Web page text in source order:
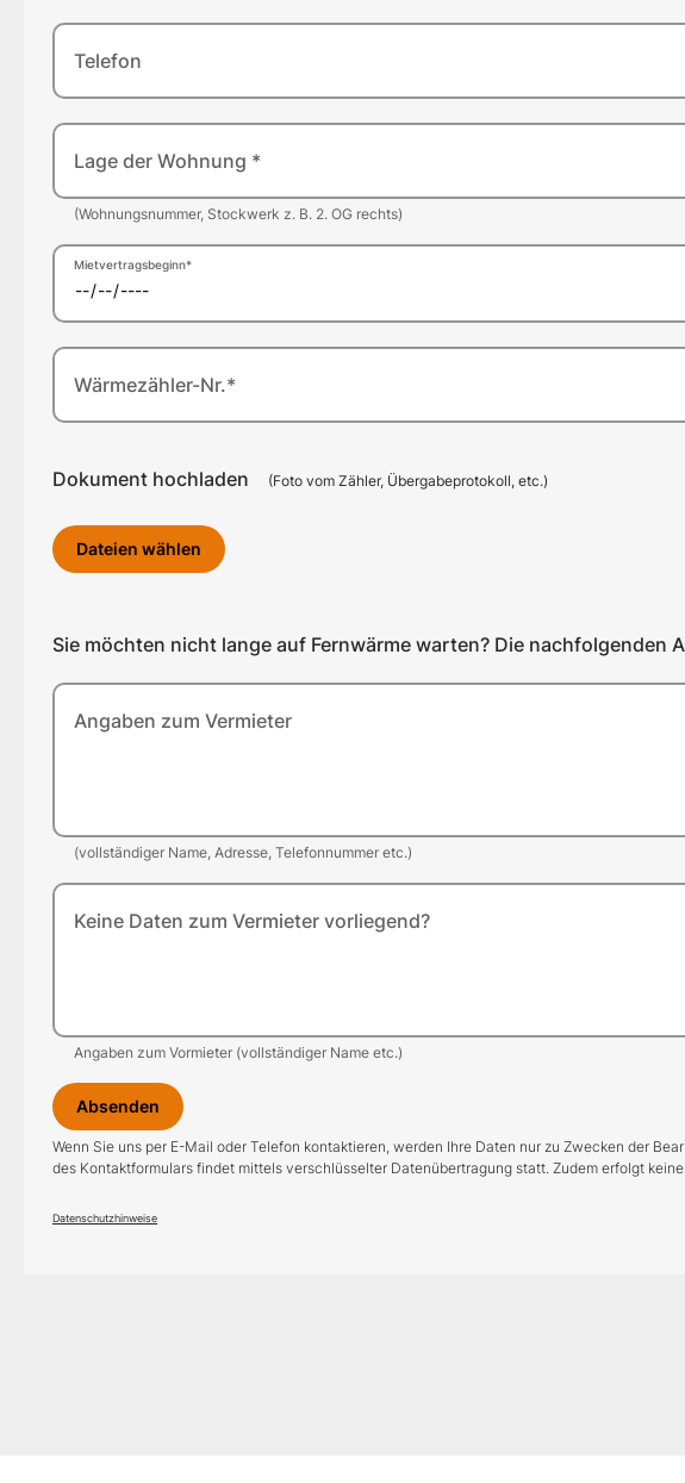
Telefon
Lage der Wohnung *
(Wohnungsnummer, Stockwerk z. B. 2. OG rechts)
Mietvertragsbeginn*
Wärmezähler-Nr.*
Dokument hochladen (Foto vom Zähler, Übergabeprotokoll, etc.)
Dateien wählen
Sie möchten nicht lange auf Fernwärme warten? Die
Angaben zum Vermieter
(vollständiger Name, Adresse, Telefonnummer etc.)
Keine Daten zum Vermieter vorliegend?
Angaben zum Vormieter (vollständiger Name etc.)
Absenden
Wenn Sie uns per E-Mail oder Telefon kontaktieren, werden Ihre Daten nur zu Zwecken der
des Kontaktformulars findet mittels verschlüsselter Datenübertragung statt. Zudem erfolgt
Datenschutzhinweise